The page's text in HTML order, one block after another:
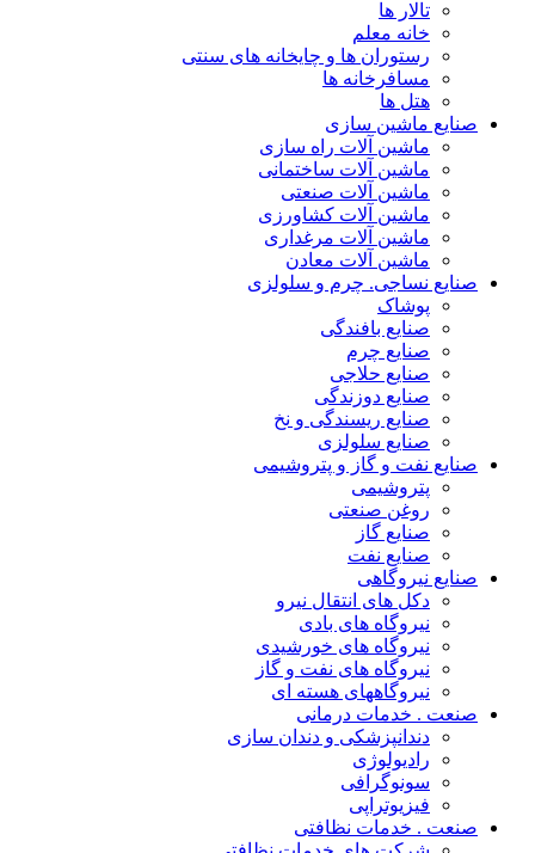
رستوران ها و چایخانه های سنتی
مسافرخانه ها
ماشین سازی
ماشین آلات راه سازی
ماشین آلات ساختمانی
ماشین آلات صنعتی
ماشین آلات کشاورزی
ماشین آلات مرغداری
ماشین آلات معادن
نساجی. چرم و سلولزی
صنایع بافندگی
صنایع چرم
صنایع حلاجی
صنایع دوزندگی
صنایع ریسندگی و نخ
صنایع سلولزی
نفت و گاز و پتروشیمی
روغن صنعتی
دکل های انتقال نیرو
نیروگاه های بادی
نیروگاه های خورشیدی
نیروگاه های نفت و گاز
نیروگاههای هسته ای
خدمات درمانی
دندانپزشکی و دندان سازی
سونوگرافی
خدمات نظافتی